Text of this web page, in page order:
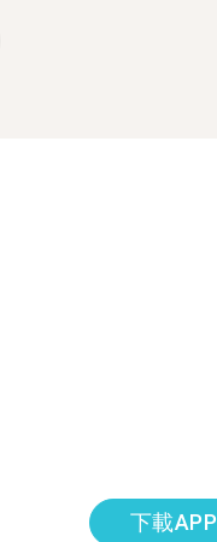
下載APP